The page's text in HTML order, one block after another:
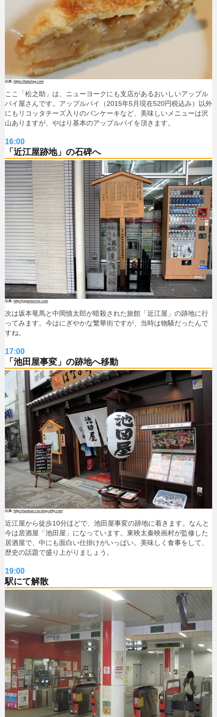
https://tabelog.com
ここ「松之助」は、ニューヨークにも支店があるおいしいアップル
パイ屋さんです。アップルパイ（2015年5月現在520円税込み）以外
にもリコッタチーズ入りのパンケーキなど、美味しいメニューは沢
山ありますが、やはり基本のアップルパイを頂きます。
16:00
「近江屋跡地」の石碑へ
http://japanserve.com
次は坂本竜馬と中岡慎太郎が暗殺された旅館「近江屋」の跡地に行
ってみます。今はにぎやかな繁華街ですが、当時は物騒だったんで
すね。
17:00
「池田屋事変」の跡地へ移動
http://naokun.cocolog-nifty.com
近江屋から徒歩10分ほどで、池田屋事変の跡地に着きます。なんと
今は居酒屋「池田屋」になっています。東映太秦映画村が監修した
居酒屋で、中にも面白い仕掛けがいっぱい。美味しく食事をして、
歴史の話題で盛り上がりましょう。
19:00
駅にて解散